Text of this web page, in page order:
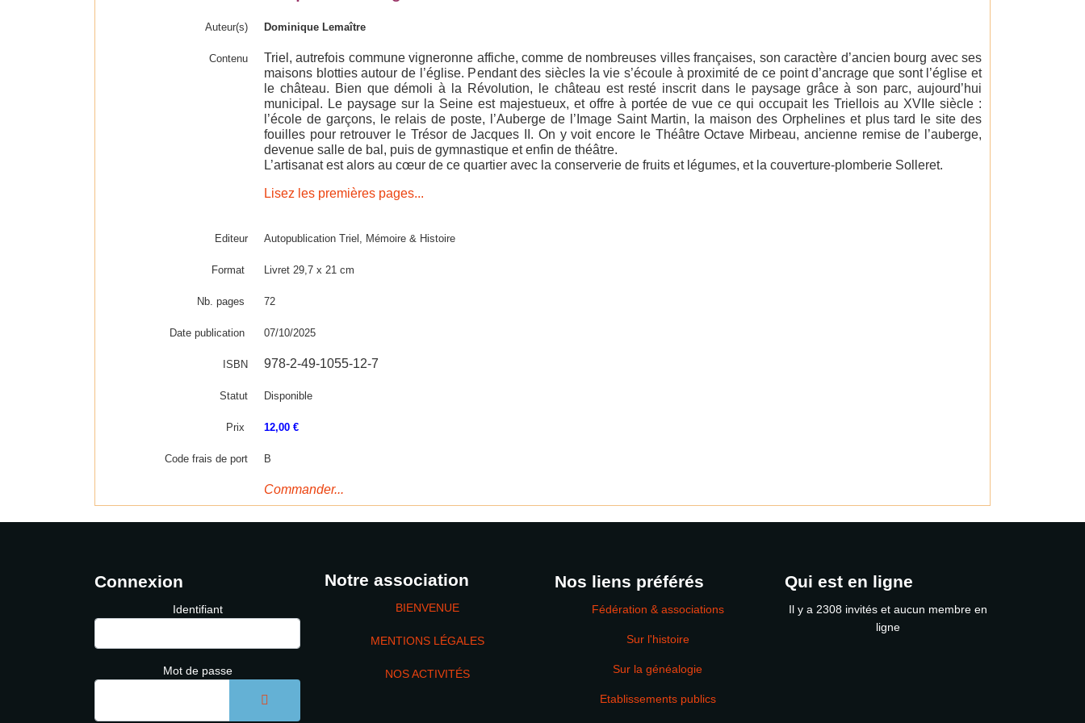
Auteur(s) Dominique Lemaître
Contenu
Triel, autrefois commune vigneronne affiche, comme de nombreuses villes françaises, son caractère d’ancien bourg avec ses
maisons blotties autour de l’église. Pendant des siècles la vie s’écoule à proximité de ce point d’ancrage que sont l’église et
le château. Bien que démoli à la Révolution, le château est resté inscrit dans le paysage grâce à son parc, aujourd’hui
municipal. Le paysage sur la Seine est majestueux, et offre à portée de vue ce qui occupait les Triellois au XVIIe siècle :
l’école de garçons, le relais de poste, l’Auberge de l’Image Saint Martin, la maison des Orphelines et plus tard le site des
fouilles pour retrouver le Trésor de Jacques II. On y voit encore le Théâtre Octave Mirbeau, ancienne remise de l’auberge,
devenue salle de bal, puis de gymnastique et enfin de théâtre.
L’artisanat est alors au cœur de ce quartier avec la conserverie de fruits et légumes, et la couverture-plomberie Solleret.
Lisez les premières pages...
Editeur Autopublication Triel, Mémoire & Histoire
Format Livret 29,7 x 21 cm
Nb. pages 72
Date publication 07/10/2025
ISBN 978-2-49-1055-12-7
Statut Disponible
Prix 12,00 €
Code frais de port B
Commander...
Connexion
Identifiant
Mot de passe
Notre association
BIENVENUE
MENTIONS LÉGALES
NOS ACTIVITÉS
Nos liens préférés
Fédération & associations
Sur l'histoire
Sur la généalogie
Etablissements publics
Qui est en ligne
Il y a 2308 invités et aucun membre en
ligne